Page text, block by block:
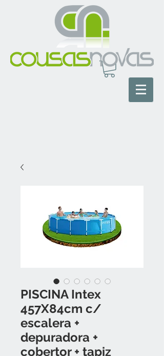
PISCINA Intex
457X84cm c/
escalera +
depuradora +
cobertor + tapiz